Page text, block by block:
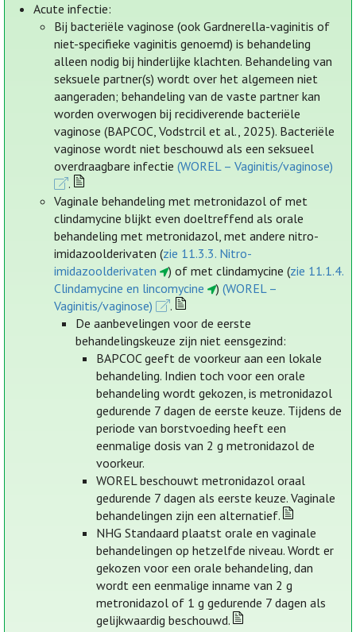
Acute infectie:
Bij bacteriële vaginose (ook Gardnerella-vaginitis of
niet-specifieke vaginitis genoemd) is behandeling
alleen nodig bij hinderlijke klachten. Behandeling van
seksuele partner(s) wordt over het algemeen niet
aangeraden; behandeling van de vaste partner kan
worden overwogen bij recidiverende bacteriële
vaginose (BAPCOC, Vodstrcil et al., 2025). Bacteriële
vaginose wordt niet beschouwd als een seksueel
overdraagbare infectie(WOREL – Vaginitis/vaginose)
.
Vaginale behandeling met metronidazol of met
clindamycine blijkt even doeltreffend als orale
behandeling met metronidazol, met andere nitro-
imidazoolderivaten (zie 11.3.3. Nitro-
imidazoolderivaten
) of met clindamycine (zie 11.1.4.
Clindamycine en lincomycine
) (WOREL –
Vaginitis/vaginose)
.
De aanbevelingen voor de eerste
behandelingskeuze zijn niet eensgezind:
BAPCOC geeft de voorkeur aan een lokale
behandeling. Indien toch voor een orale
behandeling wordt gekozen, is metronidazol
gedurende 7 dagen de eerste keuze. Tijdens de
periode van borstvoeding heeft een
eenmalige dosis van 2 g metronidazol de
voorkeur.
WOREL beschouwt metronidazol oraal
gedurende 7 dagen als eerste keuze. Vaginale
behandelingen zijn een alternatief.
NHG Standaard plaatst orale en vaginale
behandelingen op hetzelfde niveau. Wordt er
gekozen voor een orale behandeling, dan
wordt een eenmalige inname van 2 g
metronidazol of 1 g gedurende 7 dagen als
gelijkwaardig beschouwd.